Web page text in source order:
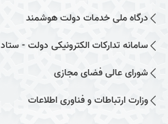
درگاه ملی خدمات دولت هوشمند
سامانه تدارکات الکترونیکی دولت - ستاد
شورای عالی فضای مجازی
وزارت ارتباطات و فناوری اطلاعات